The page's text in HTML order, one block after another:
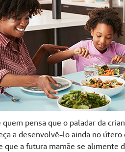
quem pensa que o paladar da
a desenvolvê-lo ainda no útero
que a futura mamãe se alimente